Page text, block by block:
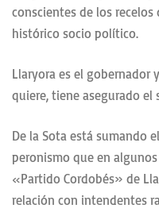
conscientes de los
histórico socio político.
Llaryora es el gobernador
quiere, tiene asegurado el
De la Sota está sumando
peronismo que en
«Partido Cordobés» de
relación con intendentes